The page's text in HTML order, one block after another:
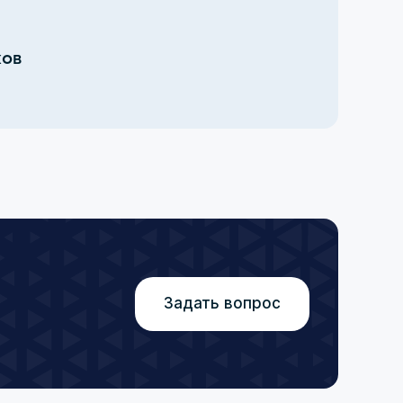
Задать вопрос